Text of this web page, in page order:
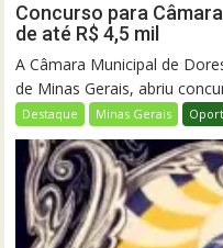
Concurso para
de até R$ 4,5 mil
A Câmara Municipal de
de Minas Gerais, abriu
Destaque Minas Gerais